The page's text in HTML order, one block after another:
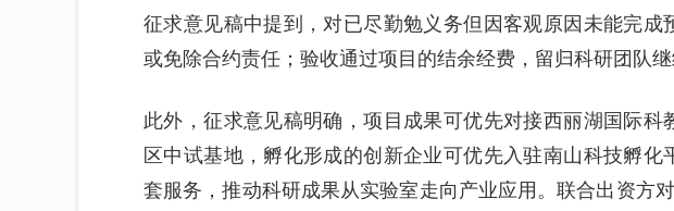
征求意见稿中提到，对已尽勤勉义务但因客观原因未能完成
或免除合约责任；验收通过项目的结余经费，留归科研团队继
此外，征求意见稿明确，项目成果可优先对接西丽湖国际科
区中试基地，孵化形成的创新企业可优先入驻南山科技孵化
套服务，推动科研成果从实验室走向产业应用。联合出资方